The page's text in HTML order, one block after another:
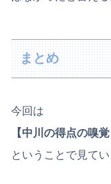
まとめ
今回は
【中川の得点の嗅
ということで見てい